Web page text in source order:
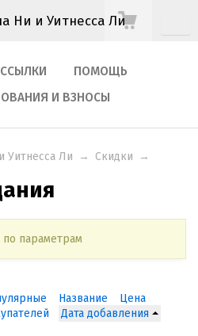
Ни и Уитнесса Ли
ССЫЛКИ
ПОМОЩЬ
И ВЗНОСЫ
Уитнесса Ли → Скидки →
параметрам
Название
Цена
Дата добавления